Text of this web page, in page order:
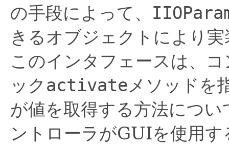
の手段によって、
きるオブジェクトにより
このインタフェースは、
ック activateメソッドを
が値を取得する方法につ
ントローラがGUIを使用